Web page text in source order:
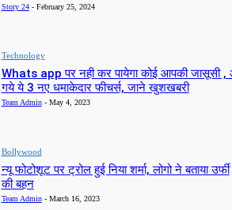
Story 24 - February 25, 2024
Technology
Whats app पर नही कर पायेगा कोई आपकी जासूसी
गये ये 3 नए धमाकेदार फीचर्स, जाने खुशखबरी
Team Admin - May 4, 2023
Bollywood
न्यू फोटोशूट पर ट्रोल हुई निया शर्मा, लोगो ने बताया उर्फी
की बहन
Team Admin - March 16, 2023